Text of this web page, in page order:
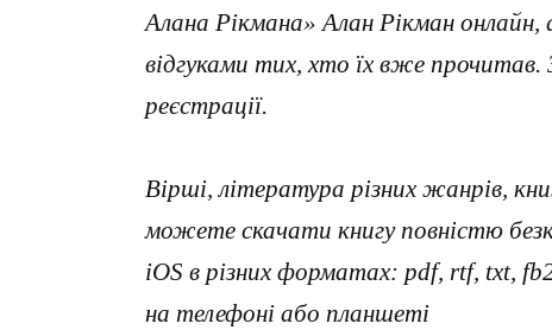
Алана Рікмана» Алан Рікман
відгуками тих, хто їх вже
реєстрації.
Вірші, література різних жанрів,
можете скачати книгу повністю
iOS в різних форматах: pdf, rtf, txt,
на телефоні або планшеті